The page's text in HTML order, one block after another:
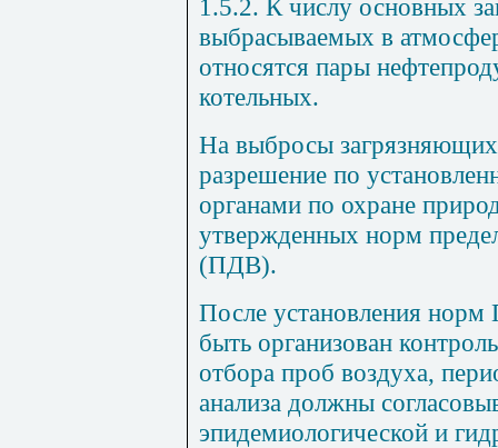
1.5.2. К числу основных
выбрасываемых в
относятся пары
котельных.
На выбросы
разрешение по
органами по охране
утвержденных норм
(ПДВ).
После установления
быть организован
отбора проб воздуха,
анализа должны
эпидемиологической и